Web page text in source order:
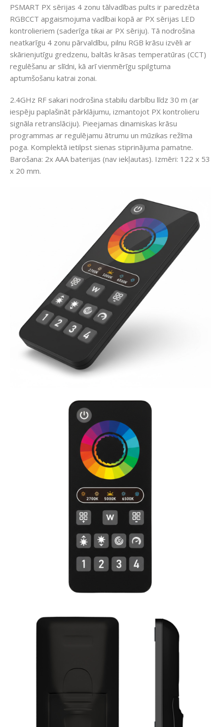
PSMART PX sērijas 4 zonu tālvadības pults ir paredzēta
RGBCCT apgaismojuma vadībai kopā ar PX sērijas LED
kontrolieriem (saderīga tikai ar PX sēriju). Tā nodrošina
neatkarīgu 4 zonu pārvaldību, pilnu RGB krāsu izvēli ar
skārienjutīgu gredzenu, baltās krāsas temperatūras (CCT)
regulēšanu ar slīdni, kā arī vienmērīgu spilgtuma
aptumšošanu katrai zonai.
2.4GHz RF sakari nodrošina stabilu darbību līdz 30 m (ar
iespēju paplašināt pārklājumu, izmantojot PX kontrolieru
signāla retranslāciju). Pieejamas dinamiskas krāsu
programmas ar regulējamu ātrumu un mūzikas režīma
poga. Komplektā ietilpst sienas stiprinājuma pamatne.
Barošana: 2x AAA baterijas (nav iekļautas). Izmēri: 122 x 53
x 20 mm.